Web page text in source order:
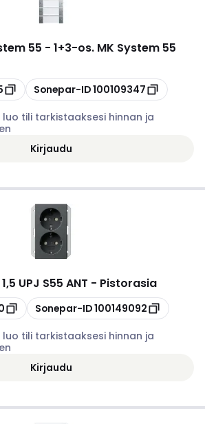
55 - 1+3-os. MK System 55
Kopioi
Sonepar-ID100109347
tili tarkistaaksesi hinnan ja
Kirjaudu
UPJ S55 ANT - Pistorasia
Kopioi
Sonepar-ID100149092
tili tarkistaaksesi hinnan ja
Kirjaudu